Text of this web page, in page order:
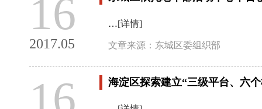
16
2017.05
…[详情]
文章来源：东城区委组织部
16 海淀区探索建立“三级平台、六